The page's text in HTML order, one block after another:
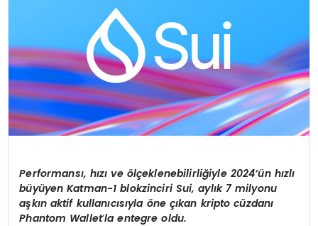
Performansı, hızıve ölçeklenebilirliğiyle 2024’ün hızlı
büyüyen Katman-1 blokzinciri Sui, aylık 7 milyonu
aşkın aktif kullanıcısıyla öne çıkan kripto cüzdanı
Phantom Wallet’la entegre oldu.